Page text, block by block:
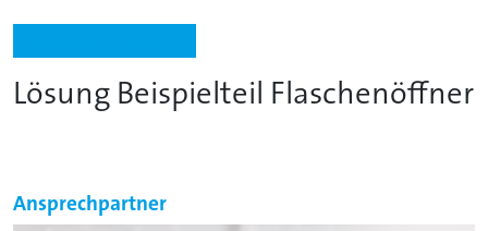
Lösung Beispielteil Flaschenöffner
Ansprechpartner